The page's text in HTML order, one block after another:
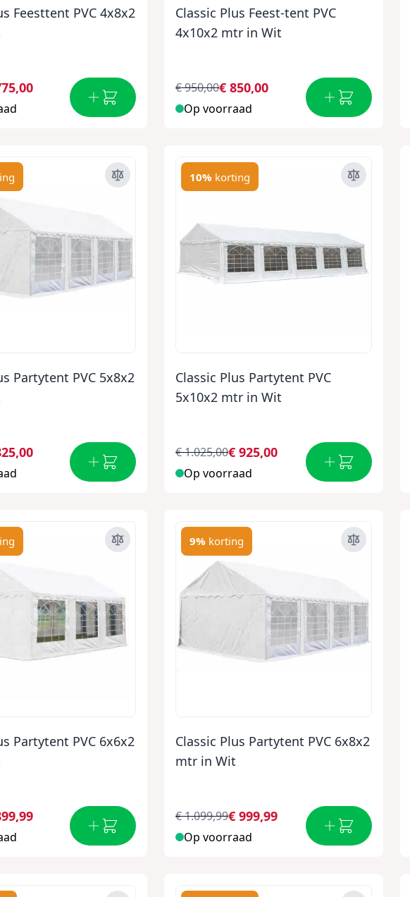
Feesttent PVC 4x8x2
Classic Plus Feest-tent PVC
4x10x2 mtr in Wit
€ 850,00
€ 950,00
Op voorraad
Partytent PVC 5x8x2
10% korting
Classic Plus Partytent PVC
5x10x2 mtr in Wit
€ 925,00
€ 1.025,00
Op voorraad
Partytent PVC 6x6x2
9% korting
Classic Plus Partytent PVC 6x8x2
mtr in Wit
€ 999,99
€ 1.099,99
Op voorraad